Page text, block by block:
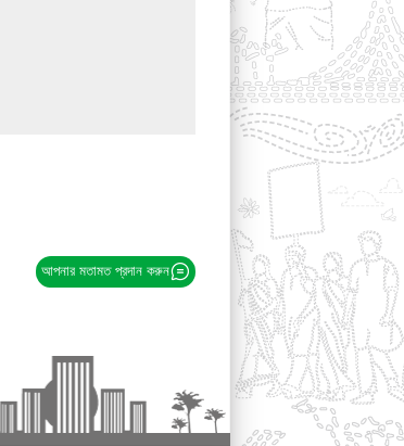
আপনার মতামত প্রদান করুন